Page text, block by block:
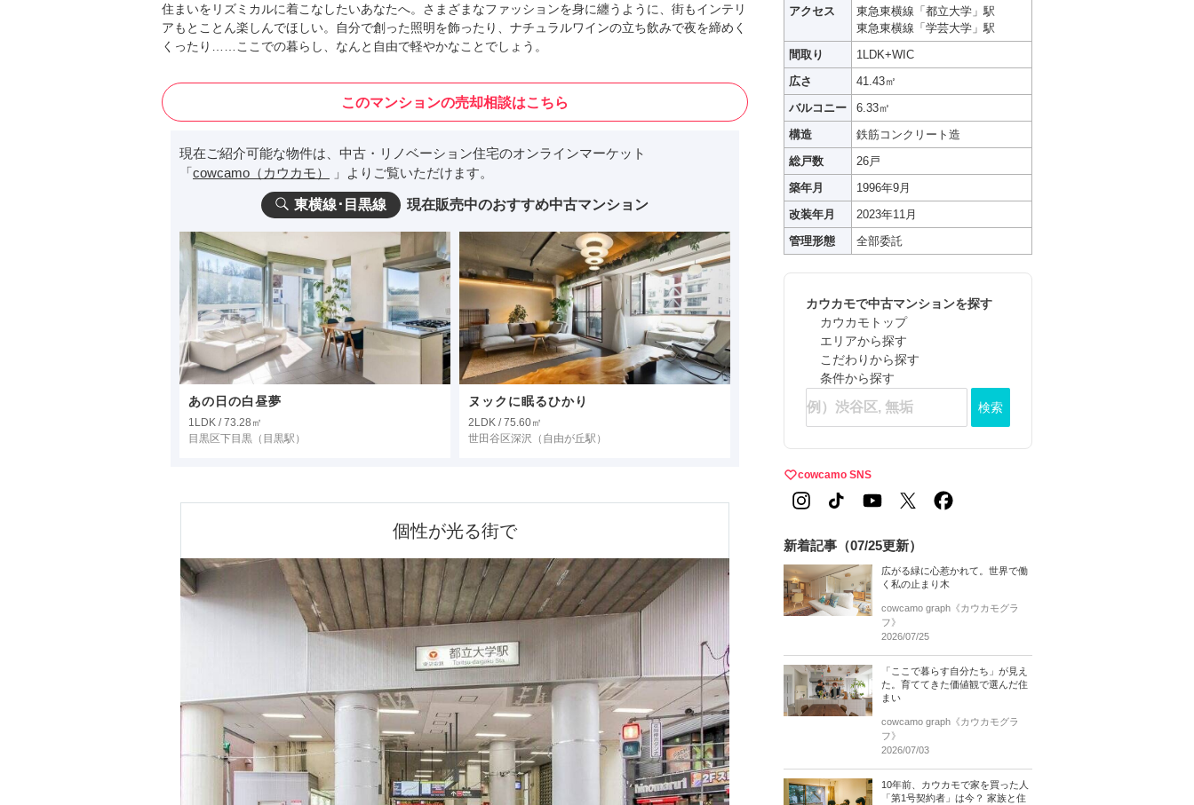
住まいをリズミカルに着こなしたいあなたへ。さまざまなファッションを身に纏うように、街もインテリ
アもとことん楽しんでほしい。自分で創った照明を飾ったり、ナチュラルワインの立ち飲みで夜を締めく
くったり……ここでの暮らし、なんと自由で軽やかなことでしょう。
このマンションの売却相談はこちら
現在ご紹介可能な物件は、中古・リノベーション住宅のオンラインマーケット
「cowcamo（カウカモ） 」よりご覧いただけます。
東横線･目黒線 現在販売中のおすすめ中古マンション
あの日の白昼夢
1LDK / 73.28㎡
目黒区下目黒 （目黒駅）
ヌックに眠るひかり
2LDK / 75.60㎡
世田谷区深沢 （自由が丘駅）
個性が光る街で
アクセス
東急東横線「都立大学」駅
東急東横線「学芸大学」駅
間取り
1LDK+WIC
広さ
41.43㎡
バルコニー
6.33㎡
構造
鉄筋コンクリート造
総戸数
26戸
築年月
1996年9月
改装年月
2023年11月
管理形態
全部委託
カウカモで中古マンションを探す
カウカモトップ
エリアから探す
こだわりから探す
条件から探す
検索
cowcamo SNS
新着記事（07/25更新）
広がる緑に心惹かれて。世界で働
く私の止まり木
cowcamo graph《カウカモグラ
フ》
2026/07/25
「ここで暮らす自分たち」が見え
た。育ててきた価値観で選んだ住
まい
cowcamo graph《カウカモグラ
フ》
2026/07/03
10年前、カウカモで家を買った人
「第1号契約者」は今？ 家族と住